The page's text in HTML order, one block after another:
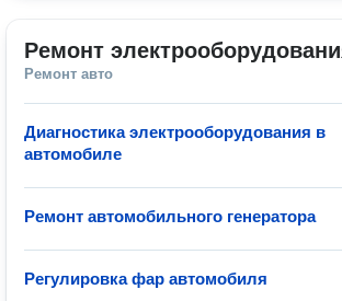
Ремонт
Ремонт авто
Диагностика электрооборудования в
автомобиле
Ремонт автомобильного генератора
Регулировка фар автомобиля